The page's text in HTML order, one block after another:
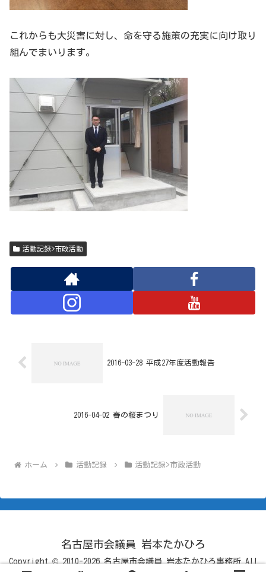
これからも大災害に対し、命を守る施策の充実に向け取り
組んでまいります。
活動記録>市政活動
2016-03-28 平成27年度活動報告
2016-04-02 春の桜まつり
ホーム 活動記録 活動記録>市政活動
名古屋市会議員 岩本たかひろ
Copyright © 2010-2026 名古屋市会議員 岩本たかひろ事務所 All